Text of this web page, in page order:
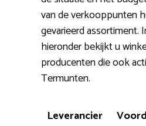
van de verkooppunten
gevarieerd assortiment.
hieronder bekijkt u
producenten die ook
Termunten.
Leverancier